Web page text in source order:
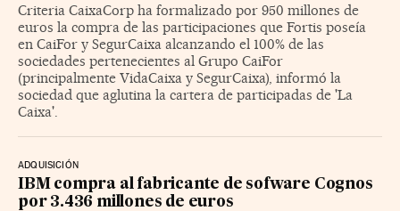
Criteria CaixaCorp ha formalizado por 950 millones de
euros la compra de las participaciones que Fortis poseía
en CaiFor y SegurCaixa alcanzando el 100% de las
sociedades pertenecientes al Grupo CaiFor
(principalmente VidaCaixa y SegurCaixa), informó la
sociedad que aglutina la cartera de participadas de 'La
Caixa'.
ADQUISICIÓN
IBM compra al fabricante de sofware Cognos
por 3.436 millones de euros